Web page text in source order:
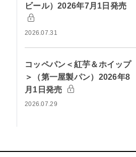
ビール）2026年7月1日発売
2026.07.31
コッペパン＜紅芋＆ホイップ
＞（第一屋製パン）2026年8
月1日発売
2026.07.29